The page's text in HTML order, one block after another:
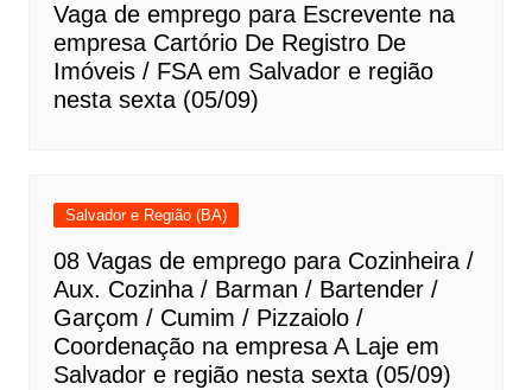
Vaga de emprego para Escrevente na
empresa Cartório De Registro De
Imóveis / FSA em Salvador e região
nesta sexta (05/09)
Salvador e Região (BA)
08 Vagas de emprego para Cozinheira /
Aux. Cozinha / Barman / Bartender /
Garçom / Cumim / Pizzaiolo /
Coordenação na empresa A Laje em
Salvador e região nesta sexta (05/09)